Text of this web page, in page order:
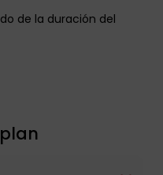
de la duración del